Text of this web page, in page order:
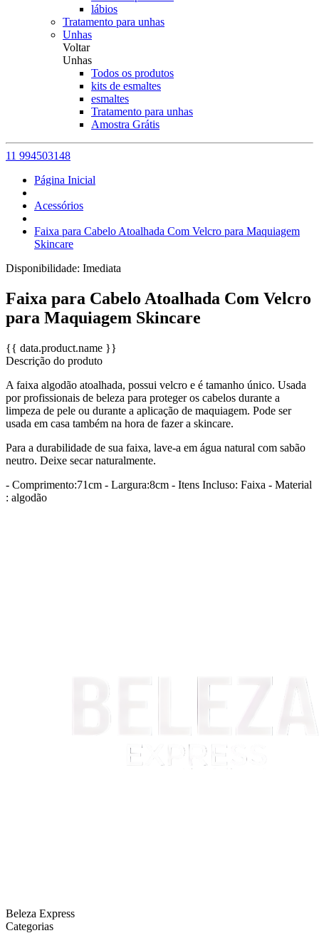
lábios
Tratamento para unhas
Unhas
Voltar
Unhas
Todos os produtos
kits de esmaltes
esmaltes
Tratamento para unhas
Amostra Grátis
11 994503148
Página Inicial
Acessórios
Faixa para Cabelo Atoalhada Com Velcro para Maquiagem
Skincare
Disponibilidade: Imediata
Faixa para Cabelo Atoalhada Com Velcro
para Maquiagem Skincare
{{ data.product.name }}
Descrição do produto
A faixa algodão atoalhada, possui velcro e é tamanho único. Usada
por profissionais de beleza para proteger os cabelos durante a
limpeza de pele ou durante a aplicação de maquiagem. Pode ser
usada em casa também na hora de fazer a skincare.
Para a durabilidade de sua faixa, lave-a em água natural com sabão
neutro. Deixe secar naturalmente.
- Comprimento:71cm - Largura:8cm - Itens Incluso: Faixa - Material
: algodão
Beleza Express
Categorias